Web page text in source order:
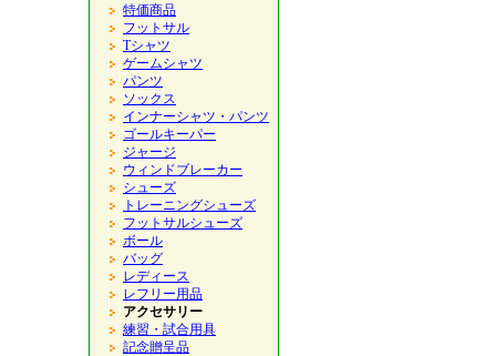
特価商品
フットサル
Tシャツ
ゲームシャツ
パンツ
ソックス
インナーシャツ・パンツ
ゴールキーパー
ジャージ
ウィンドブレーカー
シューズ
トレーニングシューズ
フットサルシューズ
ボール
バッグ
レディース
レフリー用品
アクセサリー
練習・試合用具
記念贈呈品